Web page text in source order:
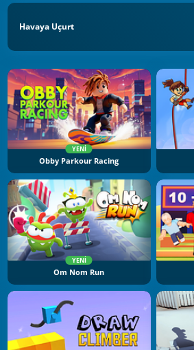
Havaya Uçurt
YENI
Obby Parkour Racing
YENI
Om Nom Run